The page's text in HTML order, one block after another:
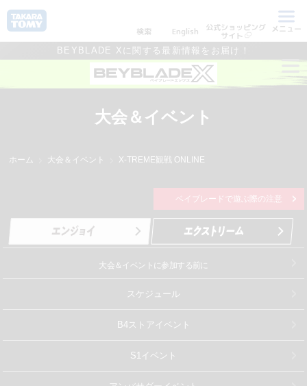
検索 English 公式ショッピング
サイト
メニュー
BEYBLADE Xに関する最新情報をお届け！
大会＆イベント
ホーム 大会＆イベント X-TREME観戦 ONLINE
ベイブレードで遊ぶ際の注意
大会＆イベントに参加する前に
スケジュール
B4ストアイベント
S1イベント